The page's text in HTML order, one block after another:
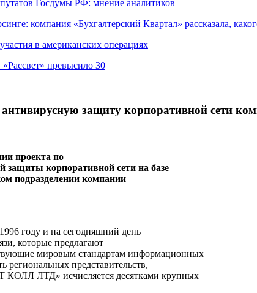
Госдумы РФ: мнение аналитиков
компания «Бухгалтерский Квартал» рассказала,
в американских операциях
«Рассвет» превысило 30
защиту корпоративной сети
проекта по
защиты корпоративной сети на базе
подразделении компании
году и на сегодняшний день
которые предлагают
мировым стандартам информационных
представительств,
КОЛЛ ЛТД» исчисляется десятками крупных